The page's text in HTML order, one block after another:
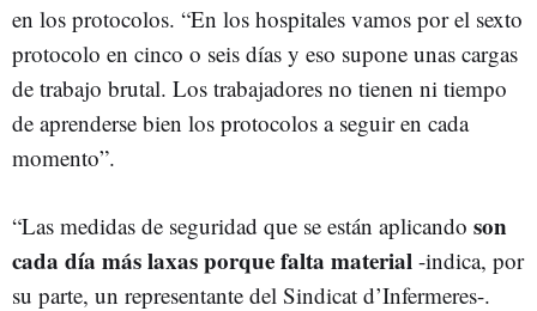
en los protocolos. “En los hospitales vamos por el sexto
protocolo en cinco o seis días y eso supone unas cargas
de trabajo brutal. Los trabajadores no tienen ni tiempo
de aprenderse bien los protocolos a seguir en cada
momento”.
“Las medidas de seguridad que se están aplicando son
cada día más laxas porque falta material -indica, por
su parte, un representante del Sindicat d’Infermeres-.